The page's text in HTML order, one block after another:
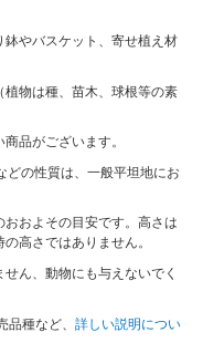
やバスケット、寄せ植え材
植物は種、苗木、球根等の素
品がございます。
どの性質は、一般平坦地にお
およその目安です。高さは
高さではありません。
ん、動物にも与えないでく
品種など、詳しい説明につい